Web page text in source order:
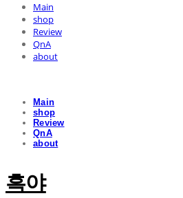
Main
shop
Review
QnA
about
Main
shop
Review
QnA
about
흑야